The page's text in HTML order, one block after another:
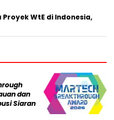
Proyek WtE di Indonesia,
dan
Siaran